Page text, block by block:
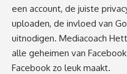
een account, de juiste
uploaden, de invloed van
uitnodigen. Mediacoach
alle geheimen van
Facebook zo leuk maakt.